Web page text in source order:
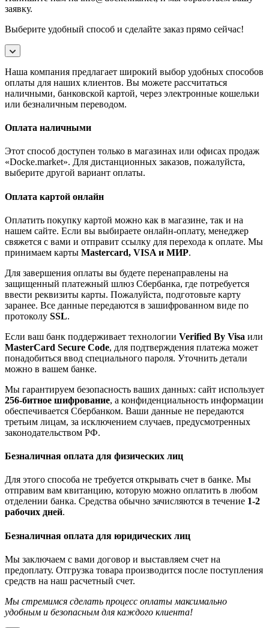
заявку.
Выберите удобный способ и сделайте заказ прямо сейчас!
Наша компания предлагает широкий выбор удобных способов
оплаты для наших клиентов. Вы можете рассчитаться
наличными, банковской картой, через электронные кошельки
или безналичным переводом.
Оплата наличными
Этот способ доступен только в магазинах или офисах продаж
«Docke.market». Для дистанционных заказов, пожалуйста,
выберите другой вариант оплаты.
Оплата картой онлайн
Оплатить покупку картой можно как в магазине, так и на
нашем сайте. Если вы выбираете онлайн-оплату, менеджер
свяжется с вами и отправит ссылку для перехода к оплате. Мы
принимаем карты Mastercard, VISA и МИР.
Для завершения оплаты вы будете перенаправлены на
защищенный платежный шлюз Сбербанка, где потребуется
ввести реквизиты карты. Пожалуйста, подготовьте карту
заранее. Все данные передаются в зашифрованном виде по
протоколу SSL.
Если ваш банк поддерживает технологии Verified By Visa или
MasterCard Secure Code, для подтверждения платежа может
понадобиться ввод специального пароля. Уточнить детали
можно в вашем банке.
Мы гарантируем безопасность ваших данных: сайт использует
256-битное шифрование, а конфиденциальность информации
обеспечивается Сбербанком. Ваши данные не передаются
третьим лицам, за исключением случаев, предусмотренных
законодательством РФ.
Безналичная оплата для физических лиц
Для этого способа не требуется открывать счет в банке. Мы
отправим вам квитанцию, которую можно оплатить в любом
отделении банка. Средства обычно зачисляются в течение 1-2
рабочих дней.
Безналичная оплата для юридических лиц
Мы заключаем с вами договор и выставляем счет на
предоплату. Отгрузка товара производится после поступления
средств на наш расчетный счет.
Мы стремимся сделать процесс оплаты максимально
удобным и безопасным для каждого клиента!